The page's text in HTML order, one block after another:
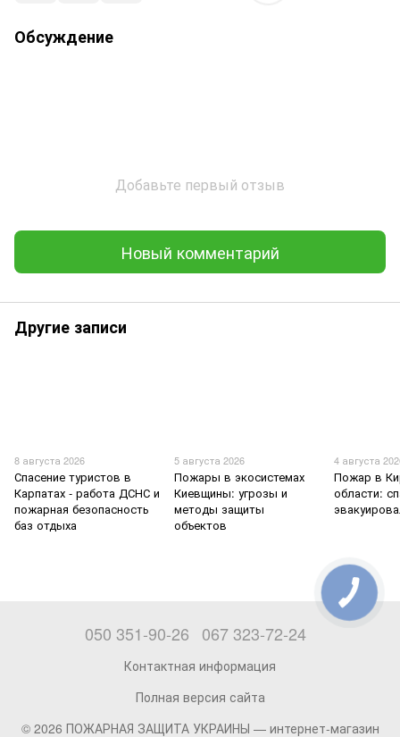
Обсуждение
Добавьте первый отзыв
Новый комментарий
Другие записи
8 августа 2026
Спасение туристов в
Карпатах - работа ДСНС и
пожарная безопасность
баз отдыха
5 августа 2026
Пожары в экосистемах
Киевщины: угрозы и
методы защиты
объектов
4 августа
Пожар в
области:
050 351-90-26 067 323-72-24
Контактная информация
Полная версия сайта
© 2026 ПОЖАРНАЯ ЗАЩИТА УКРАИНЫ — интернет-магазин